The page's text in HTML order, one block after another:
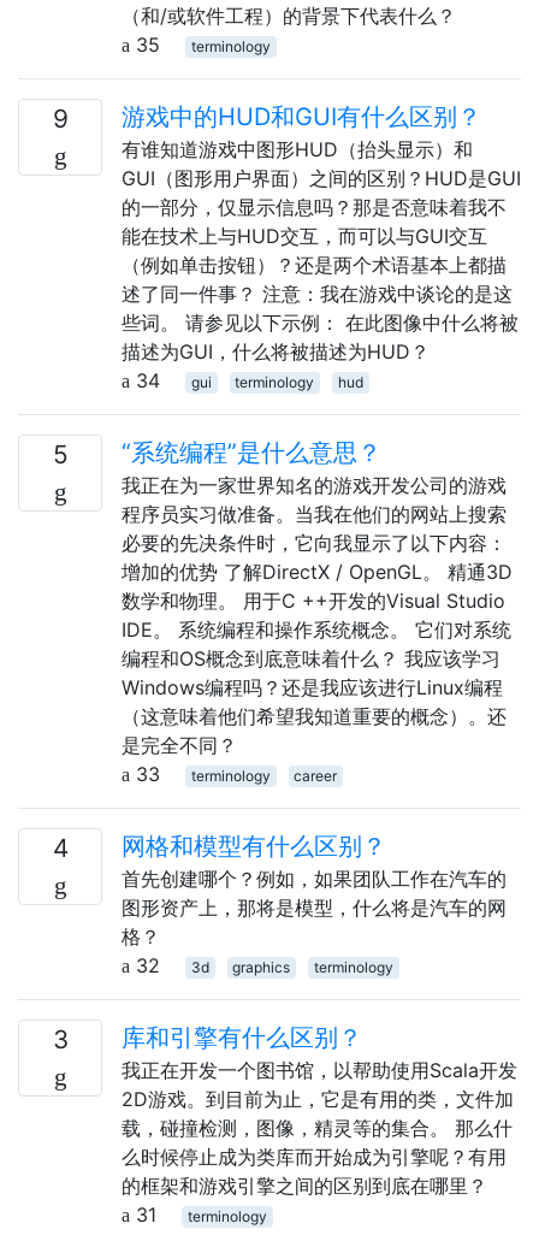
（和/或软件工程）的背景下代表什么？
35
terminology
9 游戏中的HUD和GUI有什么区别？
有谁知道游戏中图形HUD（抬头显示）和
GUI（图形用户界面）之间的区别？HUD是GUI
的一部分，仅显示信息吗？那是否意味着我不
能在技术上与HUD交互，而可以与GUI交互
（例如单击按钮）？还是两个术语基本上都描
述了同一件事？ 注意：我在游戏中谈论的是这
些词。 请参见以下示例： 在此图像中什么将被
描述为GUI，什么将被描述为HUD？
34
gui terminology hud
5 “系统编程”是什么意思？
我正在为一家世界知名的游戏开发公司的游戏
程序员实习做准备。当我在他们的网站上搜索
必要的先决条件时，它向我显示了以下内容：
增加的优势 了解DirectX / OpenGL。 精通3D
数学和物理。 用于C ++开发的Visual Studio
IDE。 系统编程和操作系统概念。 它们对系统
编程和OS概念到底意味着什么？ 我应该学习
Windows编程吗？还是我应该进行Linux编程
（这意味着他们希望我知道重要的概念）。还
是完全不同？
33
terminology career
4 网格和模型有什么区别？
首先创建哪个？例如，如果团队工作在汽车的
图形资产上，那将是模型，什么将是汽车的网
格？
32
3d graphics terminology
3 库和引擎有什么区别？
我正在开发一个图书馆，以帮助使用Scala开发
2D游戏。到目前为止，它是有用的类，文件加
载，碰撞检测，图像，精灵等的集合。 那么什
么时候停止成为类库而开始成为引擎呢？有用
的框架和游戏引擎之间的区别到底在哪里？
31
terminology